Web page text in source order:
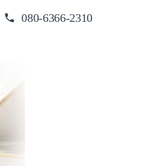
080-6366-2310